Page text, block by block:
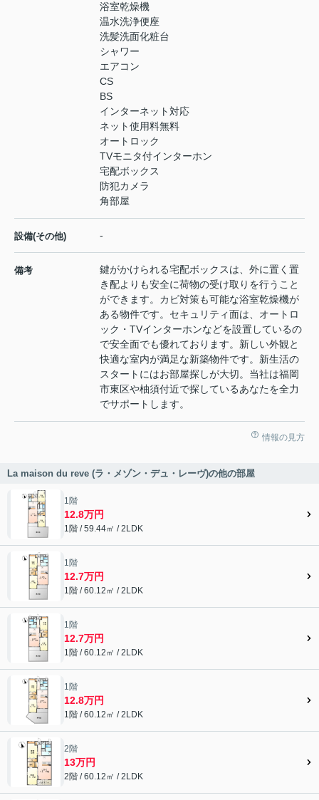
浴室乾燥機
温水洗浄便座
洗髪洗面化粧台
シャワー
エアコン
CS
BS
インターネット対応
ネット使用料無料
オートロック
TVモニタ付インターホン
宅配ボックス
防犯カメラ
角部屋
設備(その他) -
備考
鍵がかけられる宅配ボックスは、外に置く置
き配よりも安全に荷物の受け取りを行うこと
ができます。カビ対策も可能な浴室乾燥機が
ある物件です。セキュリティ面は、オートロ
ック・TVインターホンなどを設置しているの
で安全面でも優れております。新しい外観と
快適な室内が満足な新築物件です。新生活の
スタートにはお部屋探しが大切。当社は福岡
市東区や柚須付近で探しているあなたを全力
でサポートします。
情報の見方
La maison du reve (ラ・メゾン・デュ・レーヴ)の他の部屋
1階
12.8万円
1階 / 59.44㎡ / 2LDK
1階
12.7万円
1階 / 60.12㎡ / 2LDK
1階
12.7万円
1階 / 60.12㎡ / 2LDK
1階
12.8万円
1階 / 60.12㎡ / 2LDK
2階
13万円
2階 / 60.12㎡ / 2LDK